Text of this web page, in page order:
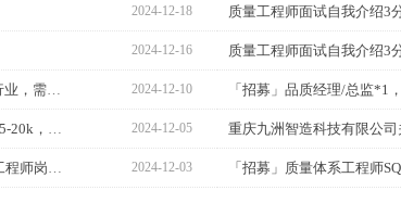
2024-12-18 质量工程师面试自我介绍3
2024-12-16 质量工程师面试自我介绍3
「招募」SQE供应商管理工程师*1名，电池行业，需熟悉质量管 2024-12-10
「招募」太阳能电池用银浆技术人员，薪资15-20k，要求会看 2024-12-05
四川九州光电子技术有限公司关于招聘质量工程师岗位的公告 2024-12-03